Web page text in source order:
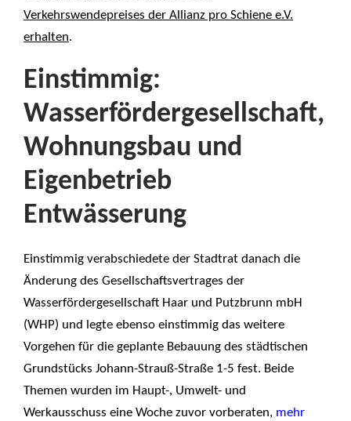
Verkehrswendepreises der Allianz pro Schiene e.V.
erhalten.
Einstimmig:
Wasserfördergesellschaft,
Wohnungsbau und
Eigenbetrieb
Entwässerung
Einstimmig verabschiedete der Stadtrat danach die
Änderung des Gesellschaftsvertrages der
Wasserfördergesellschaft Haar und Putzbrunn mbH
(WHP) und legte ebenso einstimmig das weitere
Vorgehen für die geplante Bebauung des städtischen
Grundstücks Johann-Strauß-Straße 1-5 fest. Beide
Themen wurden im Haupt-, Umwelt- und
Werkausschuss eine Woche zuvor vorberaten, mehr